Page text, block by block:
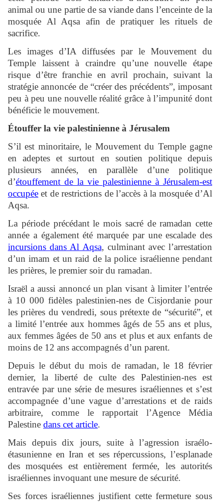
animal ou une partie de sa viande dans l’enceinte de la
mosquée Al Aqsa afin de pratiquer les rituels de
sacrifice.
Les images d’IA diffusées par le Mouvement du
Temple laissent à craindre qu’une nouvelle étape
risque d’être franchie en avril prochain, suivant la
stratégie annoncée de “créer des précédents”, imposant
peu à peu une nouvelle réalité grâce à l’impunité dont
bénéficie le mouvement.
Étouffer la vie palestinienne à Jérusalem
S’il est minoritaire, le Mouvement du Temple gagne
en adeptes et surtout en soutien politique depuis
plusieurs années, en parallèle d’une politique
d’étouffement de la vie palestinienne à Jérusalem-est
occupée et de restrictions de l’accès à la mosquée d’Al
Aqsa.
La période précédant le mois sacré de ramadan cette
année a également été marquée par une escalade des
incursions dans Al Aqsa, culminant avec l’arrestation
d’un imam et un raid de la police israélienne pendant
les prières, le premier soir du ramadan.
Israël a aussi annoncé un plan visant à limiter l’entrée
à 10 000 fidèles palestinien-nes de Cisjordanie pour
les prières du vendredi, sous prétexte de “sécurité”, et
a limité l’entrée aux hommes âgés de 55 ans et plus,
aux femmes âgées de 50 ans et plus et aux enfants de
moins de 12 ans accompagnés d’un parent.
Depuis le début du mois de ramadan, le 18 février
dernier, la liberté de culte des Palestinien-nes est
entravée par une série de mesures israéliennes et s’est
accompagnée d’une vague d’arrestations et de raids
arbitraire, comme le rapportait l’Agence Média
Palestine dans cet article.
Mais depuis dix jours, suite à l’agression israélo-
étasunienne en Iran et ses répercussions, l’esplanade
des mosquées est entièrement fermée, les autorités
israéliennes invoquant une mesure de sécurité.
Ses forces israéliennes justifient cette fermeture sous